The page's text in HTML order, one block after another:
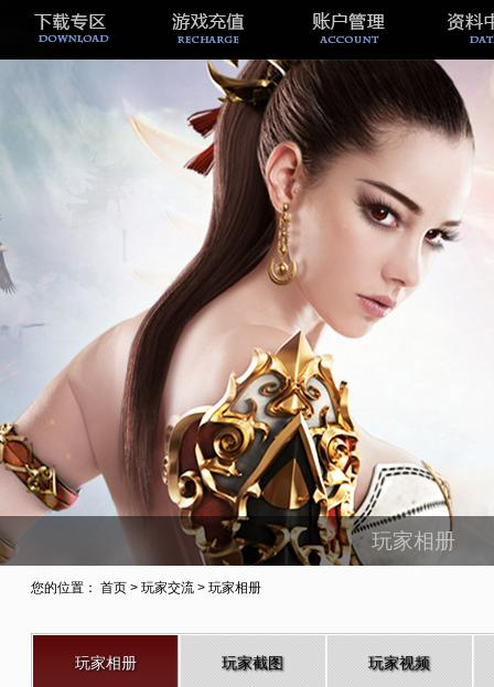
玩家相册
您的位置： 首页 > 玩家交流 > 玩家相册
玩家相册 玩家截图 玩家视频